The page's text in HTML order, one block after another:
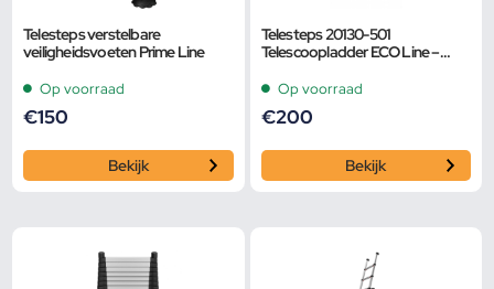
Telesteps verstelbare
veiligheidsvoeten Prime Line
Op voorraad
€150
Bekijk
Telesteps 20130-501
Telescoopladder ECO Line –
werkhoogte 3.80 m. – 20130-50
Op voorraad
€200
Bekijk